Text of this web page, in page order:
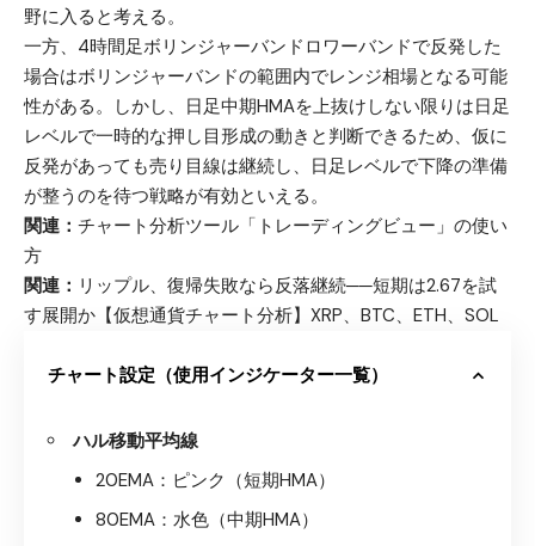
野に入ると考える。
一方、4時間足ボリンジャーバンドロワーバンドで反発した
場合はボリンジャーバンドの範囲内でレンジ相場となる可能
性がある。しかし、日足中期HMAを上抜けしない限りは日足
レベルで一時的な押し目形成の動きと判断できるため、仮に
反発があっても売り目線は継続し、日足レベルで下降の準備
が整うのを待つ戦略が有効といえる。
関連： チャート分析ツール「トレーディングビュー」の使い
方
関連： リップル、復帰失敗なら反落継続──短期は2.67を試
す展開か【仮想通貨チャート分析】XRP、BTC、ETH、SOL
チャート設定（使用インジケーター一覧）
ハル移動平均線
20EMA：ピンク（短期HMA）
80EMA：水色（中期HMA）